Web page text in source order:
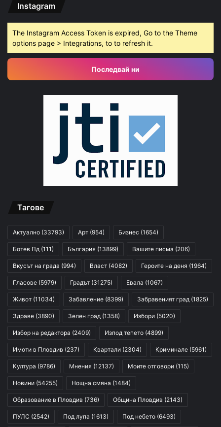
Instagram
The Instagram Access Token is expired, Go to the Theme
options page > Integrations, to to refresh it.
Последвай ни
Тагове
Актуално (33793) Арт (954) Бизнес (1654)
Ботев Пд (111) България (13899) Вашите писма (206)
Вкусът на града (994) Власт (4082) Героите на деня (1964)
Гласове (5979) Градът (31275) Евала (1067)
Живот (11034) Забавление (8399) Забравеният град (1825)
Здраве (3890) Зелен град (1358) Избори (5020)
Избор на редактора (2409) Изпод тепето (4899)
Имоти в Пловдив (237) Квартали (2304) Криминале (5961)
Култура (9786) Мнения (12137) Моите отговори (115)
Новини (54255) Нощна смяна (1484)
Образование в Пловдив (736) Община Пловдив (2143)
ПУЛС (2542) Под лупа (1613) Под небето (6493)